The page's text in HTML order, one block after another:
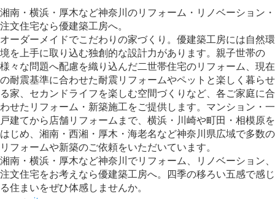
湘南・横浜・厚木など神奈川のリフォーム・リノベーション・
注文住宅なら優建築工房へ。
オーダーメイドでこだわりの家づくり。優建築工房には自然環
境を上手に取り込む独創的な設計力があります。親子世帯の
様々な問題へ配慮を織り込んだ二世帯住宅のリフォーム、現在
の耐震基準に合わせた耐震リフォームやペットと楽しく暮らせ
る家、セカンドライフを楽しむ空間づくりなど、各ご家庭に合
わせたリフォーム・新築施工をご提供します。マンション・一
戸建てから店舗リフォームまで、横浜・川崎や町田・相模原を
はじめ、湘南・西湘・厚木・海老名など神奈川県広域で多数の
リフォームや新築のご依頼をいただいています。
湘南・横浜・厚木など神奈川でリフォーム、リノベーション、
注文住宅をお考えなら優建築工房へ。四季の移ろい五感で感じ
る住まいをぜひ体感しませんか。